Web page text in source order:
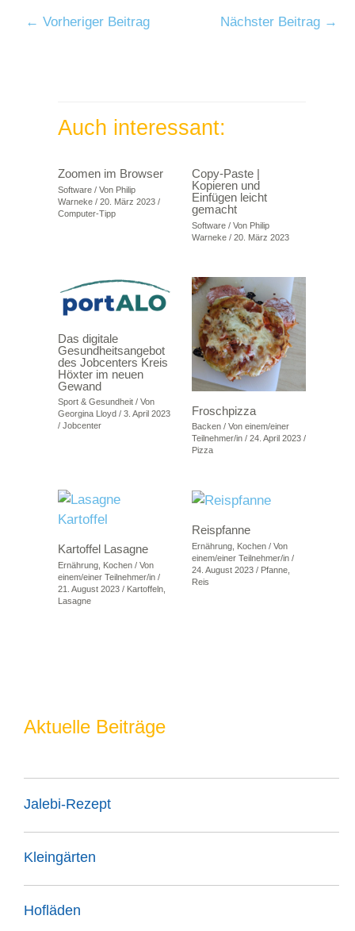
← Vorheriger Beitrag Nächster Beitrag →
Auch interessant:
Zoomen im Browser
Software/ Von Philip
Warneke / 20. März 2023 /
Computer-Tipp
Copy-Paste |
Kopieren und
Einfügen leicht
gemacht
Software/ Von Philip
Warneke / 20. März 2023
Das digitale
Gesundheitsangebot
des Jobcenters Kreis
Höxter im neuen
Gewand
Sport & Gesundheit/ Von
Georgina Lloyd / 3. April 2023
/ Jobcenter
Froschpizza
Backen/ Von einem/einer
Teilnehmer/in / 24. April 2023 /
Pizza
Kartoffel Lasagne
Ernährung, Kochen/ Von
einem/einer Teilnehmer/in /
21. August 2023 / Kartoffeln,
Lasagne
Reispfanne
Ernährung, Kochen/ Von
einem/einer Teilnehmer/in /
24. August 2023 / Pfanne,
Reis
Aktuelle Beiträge
Jalebi-Rezept
Kleingärten
Hofläden